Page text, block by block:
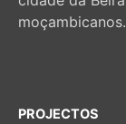
moçambicanos.
PROJECTOS